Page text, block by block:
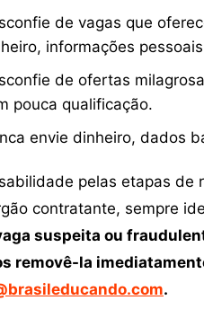
de vagas que
informações
de ofertas
pouca qualificação.
envie dinheiro, dados
pelas etapas de
contratante, sempre
suspeita ou
removê-la
.